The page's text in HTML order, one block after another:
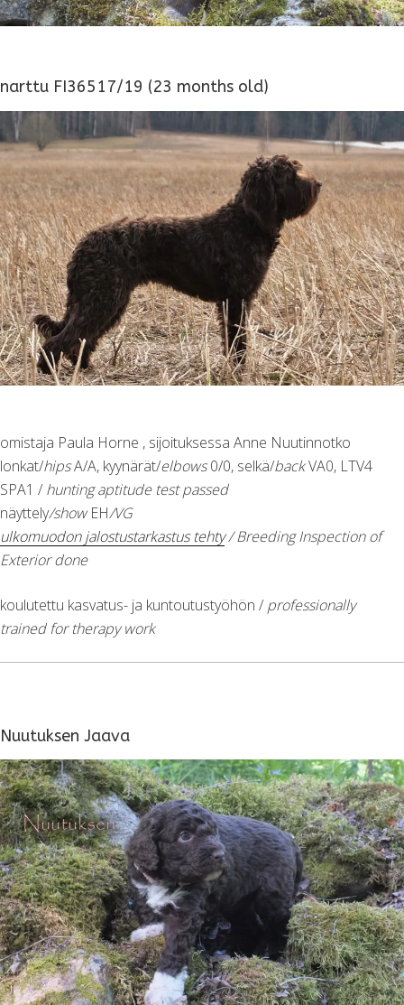
narttu FI36517/19 (23 months old)
omistaja Paula Horne , sijoituksessa Anne Nuutinnotko
lonkat/hipsA/A, kyynärät/elbows0/0, selkä/backVA0, LTV4
SPA1 / hunting aptitude test passed
näyttely/showEH/VG
ulkomuodon jalostustarkastus tehty/ Breeding Inspection of
Exterior done
koulutettu kasvatus- ja kuntoutustyöhön / professionally
trained for therapy work
Nuutuksen Jaava